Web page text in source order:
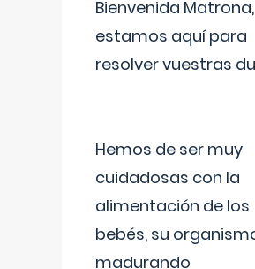
Bienvenida Matrona,
estamos aquí para
resolver vuestras
Hemos de ser muy
cuidadosas con la
alimentación de los
bebés, su
madurando